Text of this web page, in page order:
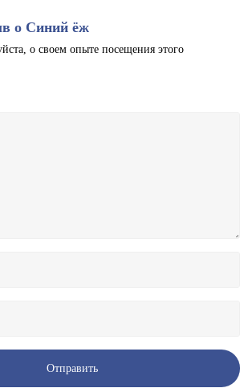
о Синий ёж
о своем опыте посещения этого
Отправить